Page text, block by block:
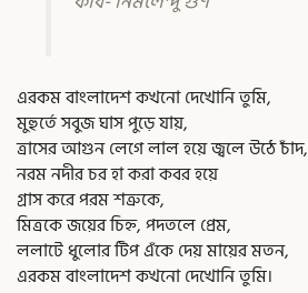
এরকম বাংলাদেশ কখনো দেখোনি তুমি,
মুহুর্তে সবুজ ঘাস পুড়ে যায়,
ত্রাসের আগুন লেগে লাল হয়ে জ্বলে উঠে চাঁদ,
নরম নদীর চর হা করা কবর হয়ে
গ্রাস করে পরম শত্রুকে,
মিত্রকে জয়ের চিহ্ন, পদতলে প্রেম,
ললাটে ধুলোর টিপ এঁকে দেয় মায়ের মতন,
এরকম বাংলাদেশ কখনো দেখোনি তুমি।